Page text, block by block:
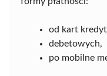
od kart
debetowych,
po mobilne